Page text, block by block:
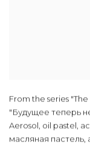
From the series
"Будущее теперь
Aerosol, oil pastel,
масляная пастель,